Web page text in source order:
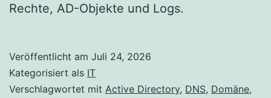
Rechte, AD-Objekte und Logs.
Veröffentlicht am Juli 24, 2026
Kategorisiert als IT
Verschlagwortet mit Active Directory, DNS, Domäne,